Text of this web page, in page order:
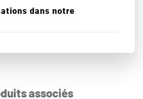
dans notre
associés